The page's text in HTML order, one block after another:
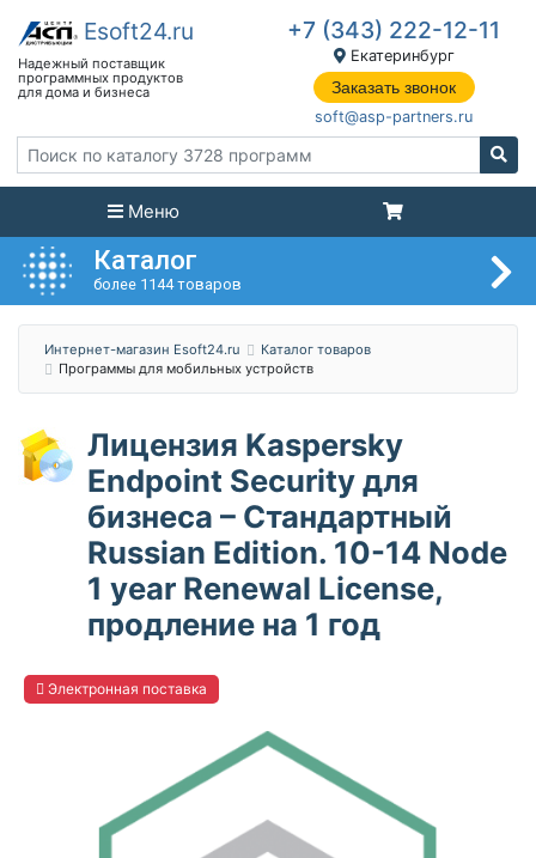
+7 (343) 222-12-11
Екатеринбург
Заказать звонок
soft@asp-partners.ru
Меню
Каталог
более 1144 товаров
Интернет-магазин Esoft24.ru
Каталог товаров
Программы для мобильных устройств
Лицензия Kaspersky
Endpoint Security для
бизнеса – Стандартный
Russian Edition. 10-14 Node
1 year Renewal License,
продление на 1 год
Электронная поставка